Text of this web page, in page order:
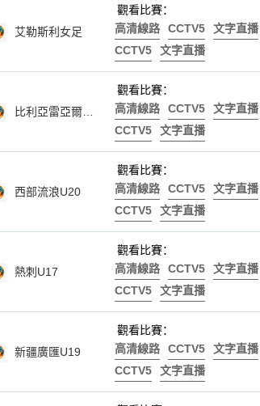
艾勒斯利女足
觀看比賽：
高清線路
CCTV5
文字直播
CCTV5
文字直播
觀看比賽：
高清線路
CCTV5
文字直播
CCTV5
文字直播
西部流浪U20
觀看比賽：
高清線路
CCTV5
文字直播
CCTV5
文字直播
熱刺U17
觀看比賽：
高清線路
CCTV5
文字直播
CCTV5
文字直播
新疆廣匯U19
觀看比賽：
高清線路
CCTV5
文字直播
CCTV5
文字直播